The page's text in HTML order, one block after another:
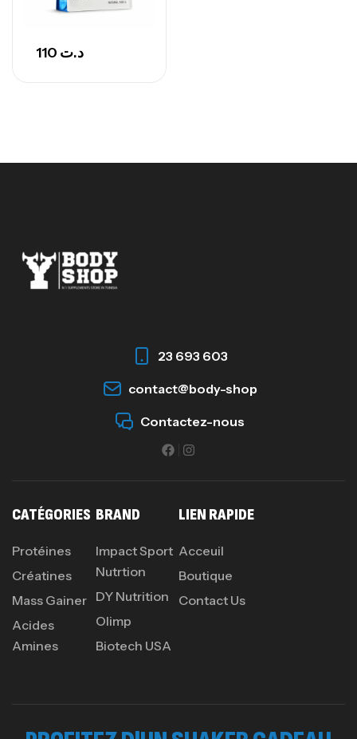
Autres
د.ت
23 693 603
contact@body-shop
Contactez-nous
CATÉGORIES
Protéines
Créatines
Mass Gainer
Acides
Amines
BRAND
Impact Sport
Nutrtion
DY Nutrition
Olimp
Biotech USA
LIEN RAPIDE
Acceuil
Boutique
Contact Us